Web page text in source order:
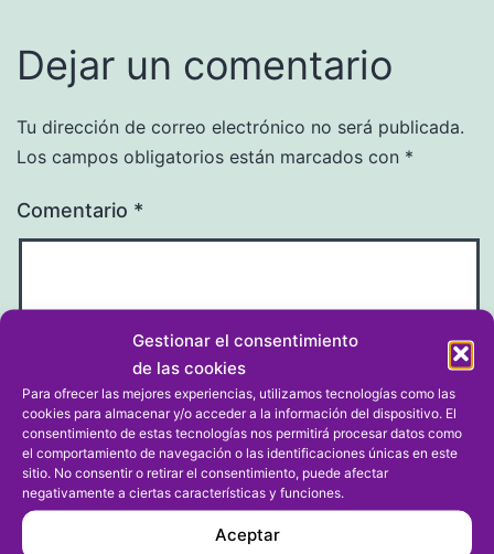
Gestionar el consentimiento
de las cookies
Para ofrecer las mejores experiencias, utilizamos tecnologías como las
cookies para almacenar y/o acceder a la información del dispositivo. El
consentimiento de estas tecnologías nos permitirá procesar datos como
el comportamiento de navegación o las identificaciones únicas en este
sitio. No consentir o retirar el consentimiento, puede afectar
negativamente a ciertas características y funciones.
Aceptar
Dejar un comentario
Tu dirección de correo electrónico no será publicada.
Los campos obligatorios están marcados con *
Comentario *
Nombre*